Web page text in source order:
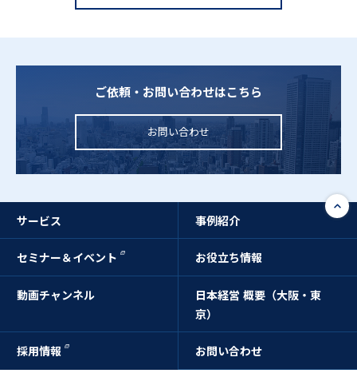
ご依頼・お問い合わせはこちら
お問い合わせ
サービス 事例紹介
セミナー＆イベント お役立ち情報
動画チャンネル
日本経営 概要（大阪・東
京）
採用情報 お問い合わせ